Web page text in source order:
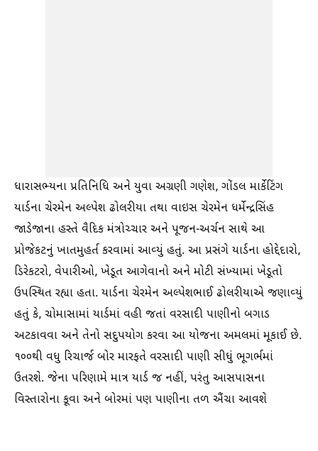
ધારાસભ્યના પ્રતિનિધિ અને યુવા અગ્રણી ગણેશ, ગોંડલ માર્કેટિંગ
યાર્ડના ચેરમેન અલ્પેશ ઢોલરીયા તથા વાઇસ ચેરમેન ધર્મેન્દ્રસિંહ
જાડેજાના હસ્તે વૈદિક મંત્રોચ્ચાર અને પૂજન-અર્ચન સાથે આ
પ્રોજેકટનું ખાતમુહર્ત કરવામાં આવ્યું હતું. આ પ્રસંગે યાર્ડના હોદ્દેદારો,
ડિરેકટરો, વેપારીઓ, ખેડૂત આગેવાનો અને મોટી સંખ્યામાં ખેડૂતો
ઉપસ્થિત રહ્યા હતા. યાર્ડના ચેરમેન અલ્પેશભાઈ ઢોલરીયાએ જણાવ્યું
હતું કે, ચોમાસામાં યાર્ડમાં વહી જતાં વરસાદી પાણીનો બગાડ
અટકાવવા અને તેનો સદુપયોગ કરવા આ યોજના અમલમાં મૂકાઈ છે.
૧૦૦થી વધુ રિચાર્જ બોર મારફતે વરસાદી પાણી સીધું ભૂગર્ભમાં
ઉતરશે. જેના પરિણામે માત્ર યાર્ડ જ નહીં, પરંતુ આસપાસના
વિસ્તારોના કૂવા અને બોરમાં પણ પાણીના તળ ઐંચા આવશે